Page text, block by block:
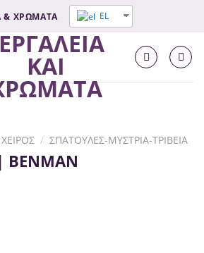
& ΧΡΩΜΑΤΑ EL
/ ΣΠΆΤΟΥΛΕΣ-ΜΥΣΤΡΙΆ-ΤΡΙΒΕΊΑ
| ΒΕΝΜΑΝ